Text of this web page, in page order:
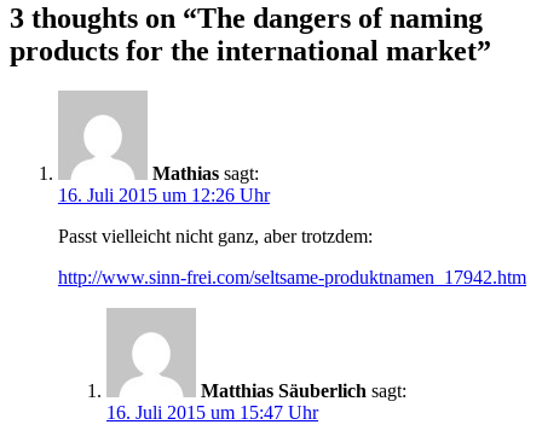
3 thoughts on “The dangers of naming
products for the international market”
Mathias sagt:
16. Juli 2015 um 12:26 Uhr
Passt vielleicht nicht ganz, aber trotzdem:
http://www.sinn-frei.com/seltsame-produktnamen_17942.htm
Matthias Säuberlich sagt:
16. Juli 2015 um 15:47 Uhr